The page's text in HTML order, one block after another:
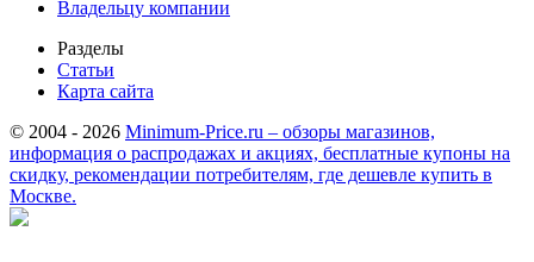
Владельцу компании
Разделы
Статьи
Карта сайта
© 2004 - 2026 Minimum-Price.ru – обзоры магазинов,
информация о распродажах и акциях, бесплатные купоны на
скидку, рекомендации потребителям, где дешевле купить в
Москве.